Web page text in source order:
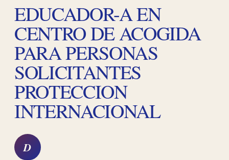
EDUCADOR-A EN
CENTRO DE ACOGIDA
PARA PERSONAS
SOLICITANTES
PROTECCION
INTERNACIONAL
D